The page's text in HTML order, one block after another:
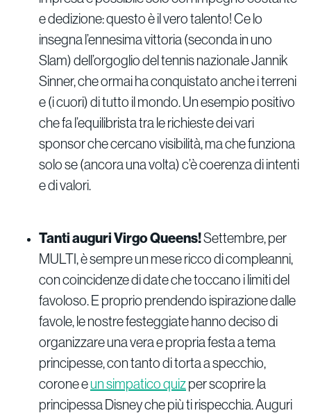
e dedizione: questo è il vero talento! Ce lo
insegna l’ennesima vittoria (seconda in uno
Slam) dell’orgoglio del tennis nazionale Jannik
Sinner, che ormai ha conquistato anche i terreni
e (i cuori) di tutto il mondo. Un esempio positivo
che fa l’equilibrista tra le richieste dei vari
sponsor che cercano visibilità, ma che funziona
solo se (ancora una volta) c’è coerenza di intenti
e di valori.
Tanti auguri Virgo Queens!Settembre, per
MULTI, è sempre un mese ricco di compleanni,
con coincidenze di date che toccano i limiti del
favoloso. E proprio prendendo ispirazione dalle
favole, le nostre festeggiate hanno deciso di
organizzare una vera e propria festa a tema
principesse, con tanto di torta a specchio,
corone eun simpatico quizper scoprire la
principessa Disney che più ti rispecchia. Auguri